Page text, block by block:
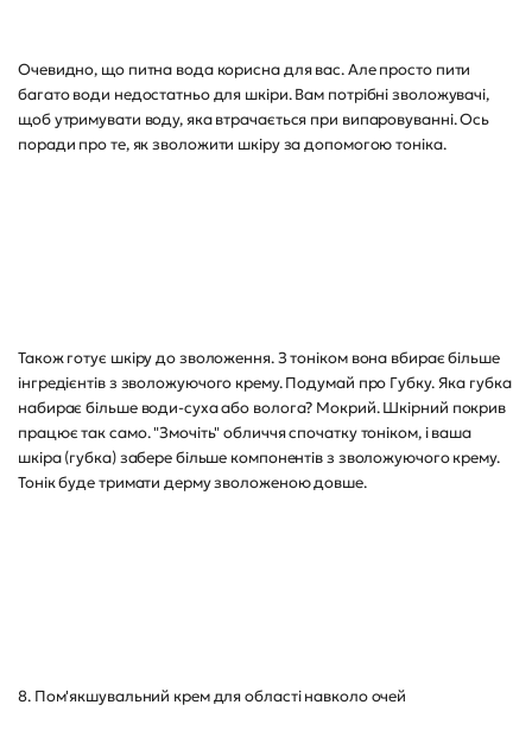
Очевидно, що питна вода корисна для вас. Але просто пити
багато води недостатньо для шкіри. Вам потрібні зволожувачі,
щоб утримувати воду, яка втрачається при випаровуванні. Ось
поради про те, як зволожити шкіру за допомогою тоніка.
Також готує шкіру до зволоження. З тоніком вона вбирає більше
інгредієнтів з зволожуючого крему. Подумай про Губку. Яка губка
набирає більше води-суха або волога? Мокрий. Шкірний покрив
працює так само. "Змочіть" обличчя спочатку тоніком, і ваша
шкіра (губка) забере більше компонентів з зволожуючого крему.
Тонік буде тримати дерму зволоженою довше.
8. Пом'якшувальний крем для області навколо очей